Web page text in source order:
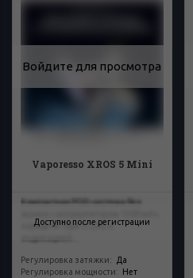
Войдите для просмотра
Vaporesso XROS 5 Mini
Доступно после регистрации
Компактная POD-система без
зарядкой Type-C (2А) и
Регулировка затяжки:
Да
Регулировка мощности: Нет